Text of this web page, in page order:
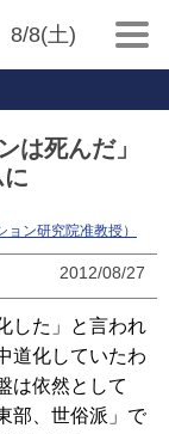
8/8(土)
は死んだ」
ン研究院准教授）
2012/08/27
した」と言われ
道化していたわ
は依然として
部、世俗派」で